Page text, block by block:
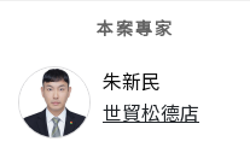
本案專家
朱新民
世貿松德店